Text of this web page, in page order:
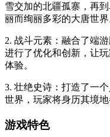
雪交加的北疆孤寨，再
丽而绚丽多彩的大唐世界
2. 战斗元素：融合了端
进行了优化和创新，让
体验。
3. 壮绝史诗：打造了一
世界，玩家将身历其境地
游戏特色